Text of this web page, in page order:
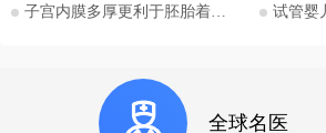
法律的核心
拉套大学附
咨询信息。 核心要点一：吉尔吉
子宫内膜多厚更利于胚胎着床？
试管婴儿
全球名医